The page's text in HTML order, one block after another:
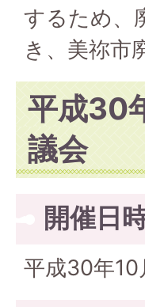
するため、
き、美祢市
平成30
議会
開催日
平成30年10